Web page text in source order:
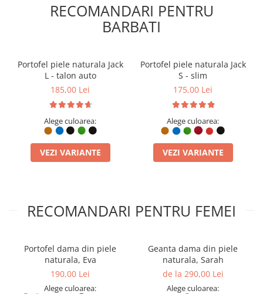
RECOMANDARI PENTRU
BARBATI
Portofel piele naturala Jack
L - talon auto
185,00 Lei
Alege culoarea:
VEZI VARIANTE
Portofel piele naturala Jack
S - slim
175,00 Lei
Alege culoarea:
VEZI VARIANTE
RECOMANDARI PENTRU FEMEI
Portofel dama din piele
naturala, Eva
190,00 Lei
Alege culoarea:
Geanta dama din piele
naturala, Sarah
de la 290,00 Lei
Alege culoarea: